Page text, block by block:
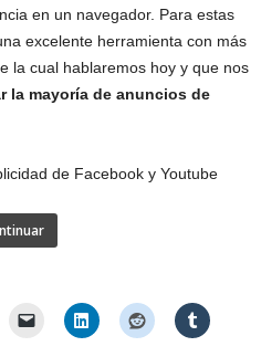
en un navegador. Para estas
excelente herramienta con más
la cual hablaremos hoy y que nos
la mayoría de anuncios de